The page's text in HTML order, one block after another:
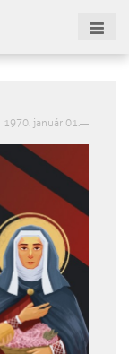
1970. január 01.